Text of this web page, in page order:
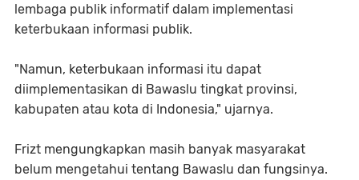
lembaga publik informatif dalam implementasi
keterbukaan informasi publik.
"Namun, keterbukaan informasi itu dapat
diimplementasikan di Bawaslu tingkat provinsi,
kabupaten atau kota di Indonesia," ujarnya.
Frizt mengungkapkan masih banyak masyarakat
belum mengetahui tentang Bawaslu dan fungsinya.